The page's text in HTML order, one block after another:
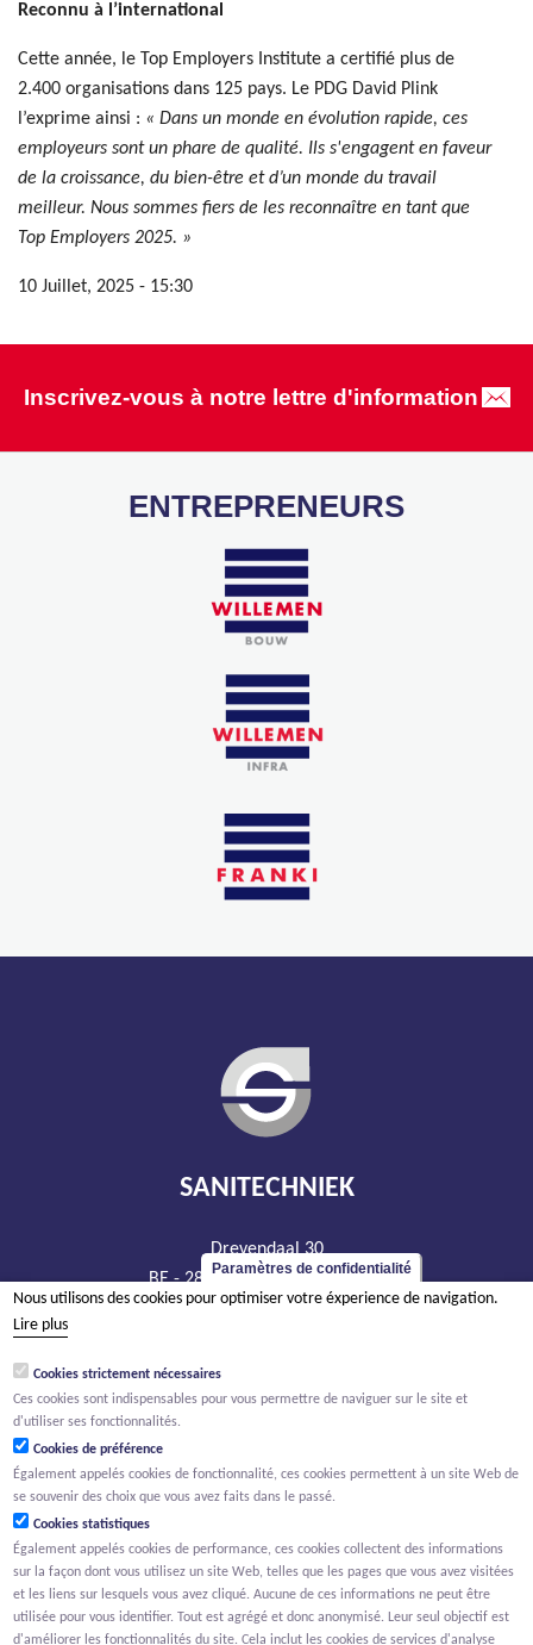
Reconnu à l’international
Cette année, le Top Employers Institute a certifié plus de
2.400 organisations dans 125 pays. Le PDG David Plink
l’exprime ainsi : « Dans un monde en évolution rapide, ces
employeurs sont un phare de qualité. Ils s'engagent en faveur
de la croissance, du bien-être et d’un monde du travail
meilleur. Nous sommes fiers de les reconnaître en tant que
Top Employers 2025. »
10 Juillet, 2025 - 15:30
Inscrivez-vous à notre lettre d'information
ENTREPRENEURS
SANITECHNIEK
Drevendaal 30
BE - 2860 Sint-Katelijne-Waver
tél +32 15 20 93 44
TVA BE 426.444.365
RPM Anvers, département Malines
Paramètres de confidentialité
Nous utilisons des cookies pour optimiser votre éxperience de navigation.
Lire plus
Cookies strictement nécessaires
Ces cookies sont indispensables pour vous permettre de naviguer sur le site et
d'utiliser ses fonctionnalités.
Cookies de préférence
Également appelés cookies de fonctionnalité, ces cookies permettent à un site Web de
se souvenir des choix que vous avez faits dans le passé.
Cookies statistiques
Également appelés cookies de performance, ces cookies collectent des informations
sur la façon dont vous utilisez un site Web, telles que les pages que vous avez visitées
et les liens sur lesquels vous avez cliqué. Aucune de ces informations ne peut être
utilisée pour vous identifier. Tout est agrégé et donc anonymisé. Leur seul objectif est
d'améliorer les fonctionnalités du site. Cela inclut les cookies de services d'analyse